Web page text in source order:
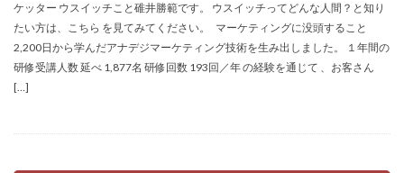
ケッター ウスイッチこと碓井勝範です。 ウスイッチってどんな人間？と知り
たい方は、こちら を見てみてください。 マーケティングに没頭すること
2,200日から学んだアナデジマーケティング技術を生み出しました。 １年間の
研修受講人数 延べ 1,877名 研修回数 193回／年 の経験を通じて 、お客さん
[…]